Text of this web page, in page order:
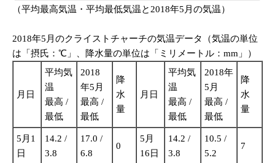
（平均最高気温・平均最低気温と2018年5月の気温）
2018年5月のクライストチャーチの気温データ（気温の単位
は「摂氏：℃」、降水量の単位は「ミリメートル：mm」）
月日
平均気
温
最高 /
最低
2018
年5月
最高 /
最低
降
水
量
月日
平均気
温
最高 /
最低
2018年
5月
最高 /
最低
降
水
量
5月1
日
14.2 /
3.8
17.0 /
6.8
0
5月
16日
14.2 /
3.8
10.5 /
5.2
7